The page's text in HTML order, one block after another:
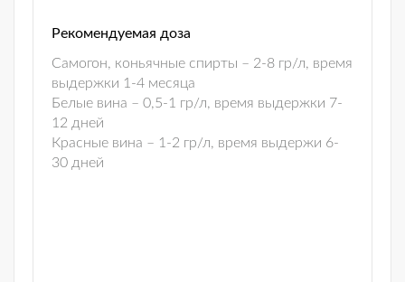
Рекомендуемая доза
Самогон, коньячные спирты – 2-8 гр/л, время
выдержки 1-4 месяца
Белые вина – 0,5-1 гр/л, время выдержки 7-
12 дней
Красные вина – 1-2 гр/л, время выдержи 6-
30 дней